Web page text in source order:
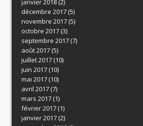
janvier 2018(2)
décembre 2017(5)
novembre 2017(5)
octobre 2017(3)
septembre 2017(7)
août 2017(5)
juillet 2017(10)
juin 2017(10)
mai 2017(10)
avril 2017(7)
mars 2017(1)
février 2017(1)
janvier 2017(2)